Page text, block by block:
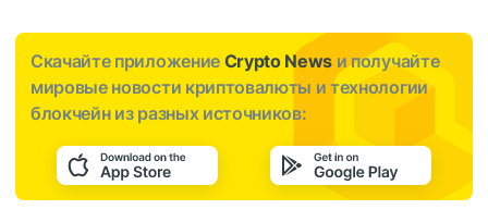
Скачайте приложение Crypto News и получайте
мировые новости криптовалюты и технологии
блокчейн из разных источников: